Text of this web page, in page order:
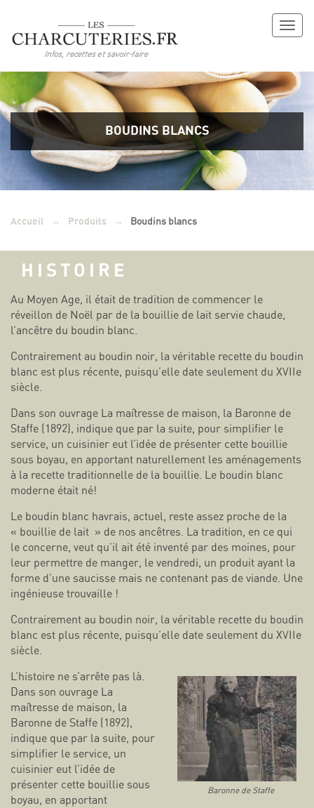
BOUDINS BLANCS
Accueil → Produits → Boudins blancs
HISTOIRE
Au Moyen Age, il était de tradition de commencer le
réveillon de Noël par de la bouillie de lait servie chaude,
l’ancêtre du boudin blanc.
Contrairement au boudin noir, la véritable recette du boudin
blanc est plus récente, puisqu’elle date seulement du XVIIe
siècle.
Dans son ouvrage La maîtresse de maison, la Baronne de
Staffe (1892), indique que par la suite, pour simplifier le
service, un cuisinier eut l’idée de présenter cette bouillie
sous boyau, en apportant naturellement les aménagements
à la recette traditionnelle de la bouillie. Le boudin blanc
moderne était né!
Le boudin blanc havrais, actuel, reste assez proche de la
« bouillie de lait » de nos ancêtres. La tradition, en ce qui
le concerne, veut qu’il ait été inventé par des moines, pour
leur permettre de manger, le vendredi, un produit ayant la
forme d’une saucisse mais ne contenant pas de viande. Une
ingénieuse trouvaille !
Contrairement au boudin noir, la véritable recette du boudin
blanc est plus récente, puisqu’elle date seulement du XVIIe
siècle.
Baronne de Staffe
L’histoire ne s’arrête pas là.
Dans son ouvrage La
maîtresse de maison, la
Baronne de Staffe (1892),
indique que par la suite, pour
simplifier le service, un
cuisinier eut l’idée de
présenter cette bouillie sous
boyau, en apportant